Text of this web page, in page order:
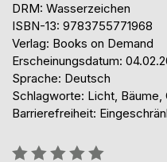
DRM: Wasserzeichen
ISBN-13: 9783755771968
Verlag: Books on Demand
Erscheinungsdatum:
Sprache: Deutsch
Schlagworte: Licht,
Barrierefreiheit:
Bewertung::